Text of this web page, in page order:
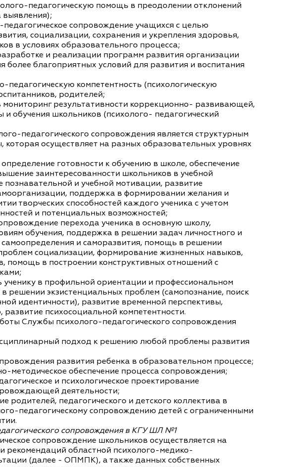
педагогическую помощь в преодолении отклонений
выявления);
сопровождение учащихся с целью
социализации, сохранения и укрепления здоровья,
в условиях образовательного процесса;
и реализации программ развития организации
более благоприятных условий для развития и воспитания
компетентность (психологическую
родителей;
результативности коррекционно- развивающей,
и обучения школьников (психолого- педагогический
сопровождения является структурным
осуществляет на разных образовательных уровнях
готовности к обучению в школе, обеспечение
заинтересованности школьников в учебной
познавательной и учебной мотивации, развитие
поддержка в формировании желания и
творческих способностей каждого ученика с учетом
и потенциальных возможностей;
перехода ученика в основную школу,
обучения, поддержка в решении задач личностного и
и саморазвития, помощь в решении
социализации, формирование жизненных навыков,
помощь в построении конструктивных отношений с
в профильной ориентации и профессиональном
решении экзистенциальных проблем (самопознание, поиск
идентичности), развитие временной перспективы,
психосоциальной компетентности.
Службы психолого-педагогического сопровождения
подход к решению любой проблемы развития
развития ребенка в образовательном процессе;
методическое обеспечение процесса сопровождения;
и психологическое проектирование
деятельности;
родителей, педагогического и детского коллектива в
педагогическому сопровождению детей с ограниченными
сопровождения в КГУ ШЛ №1
сопровождение школьников осуществляется на
рекомендаций областной психолого-медико-
(далее - ОПМПК), а также данных собственных